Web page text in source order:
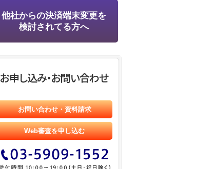
他社からの決済端末変更を
検討されてる方へ
お問い合わせ・資料請求
Web審査を申し込む